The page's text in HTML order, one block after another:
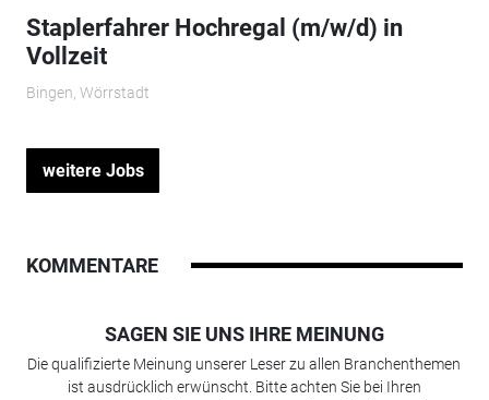
Staplerfahrer Hochregal (m/w/d) in
Vollzeit
Bingen, Wörrstadt
weitere Jobs
KOMMENTARE
SAGEN SIE UNS IHRE MEINUNG
Die qualifizierte Meinung unserer Leser zu allen Branchenthemen
ist ausdrücklich erwünscht. Bitte achten Sie bei Ihren